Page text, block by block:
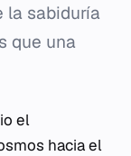
la sabiduría
que una
el
hacia el